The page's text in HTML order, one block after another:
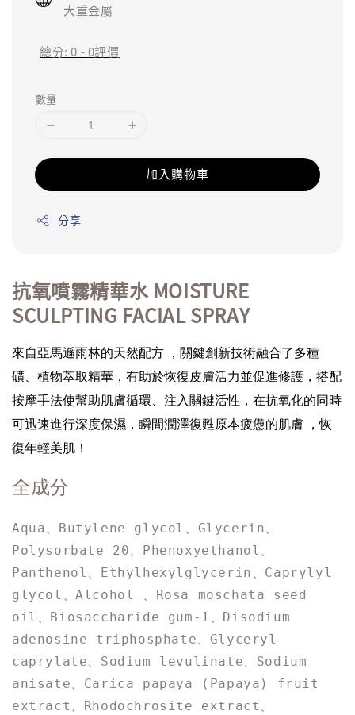
大重金屬
總分:0 -0評價
數量
加入購物車
分享
抗氧噴霧精華水 MOISTURE
SCULPTING FACIAL SPRAY
來自亞馬遜雨林的天然配方 ，關鍵創新技術融合了多種
礦、植物萃取精華，有助於恢復皮膚活力並促進修護，搭配
按摩手法使幫助肌膚循環、注入關鍵活性， 在抗氧化的同時
可迅速進行深度保濕，瞬間潤澤復甦原本疲憊的肌膚 ，恢
復年輕美肌！
全成分
Aqua、Butylene glycol、Glycerin、
Polysorbate 20、Phenoxyethanol、
Panthenol、Ethylhexylglycerin、Caprylyl
glycol、Alcohol 、Rosa moschata seed
oil、Biosaccharide gum-1、Disodium
adenosine triphosphate、Glyceryl
caprylate、Sodium levulinate、Sodium
anisate、Carica papaya (Papaya) fruit
extract、Rhodochrosite extract、